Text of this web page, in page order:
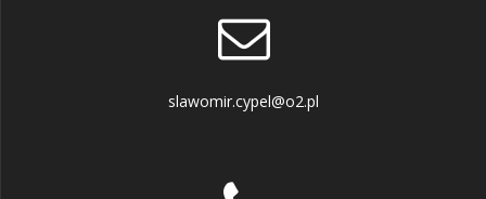
slawomir.cypel@o2.pl